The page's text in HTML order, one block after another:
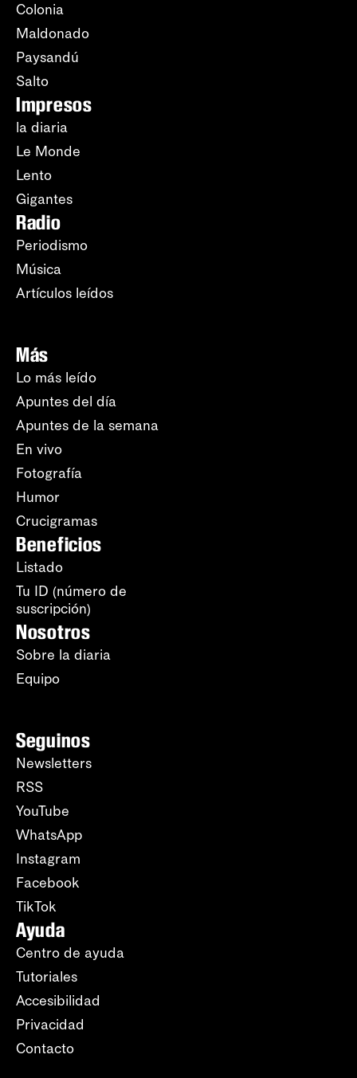
Colonia
Maldonado
Paysandú
Salto
Impresos
la diaria
Le Monde
Lento
Gigantes
Radio
Periodismo
Música
Artículos leídos
Más
Lo más leído
Apuntes del día
Apuntes de la semana
En vivo
Fotografía
Humor
Crucigramas
Beneficios
Listado
Tu ID (número de
suscripción)
Nosotros
Sobre la diaria
Equipo
Seguinos
Newsletters
RSS
YouTube
WhatsApp
Instagram
Facebook
TikTok
Ayuda
Centro de ayuda
Tutoriales
Accesibilidad
Privacidad
Contacto